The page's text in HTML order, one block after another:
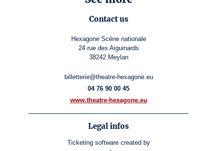
Contact us
Hexagone Scène nationale
24 rue des Aiguinards
38242 Meylan
billetterie@theatre-hexagone.eu
04 76 90 00 45
www.theatre-hexagone.eu
Legal infos
Ticketing software created by